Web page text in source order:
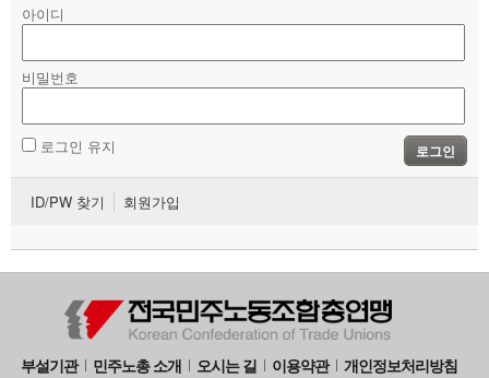
아이디
비밀번호
로그인 유지 로그인
ID/PW 찾기 회원가입
부설기관 민주노총 소개 오시는 길 이용약관 개인정보처리방침
자료
부설기관
업무